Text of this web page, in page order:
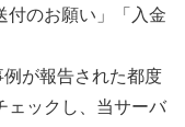
付のお願い」「入金
が報告された都度
ェックし、当サーバ